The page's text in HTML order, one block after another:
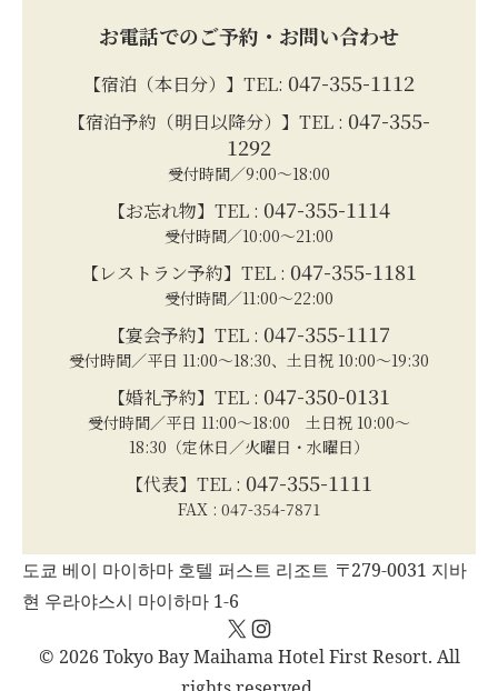
お電話でのご予約・お問い合わせ
【宿泊（本日分）】TEL: 047-355-1112
【宿泊予約（明日以降分）】TEL : 047-355-
1292
受付時間／9:00～18:00
【お忘れ物】TEL : 047-355-1114
受付時間／10:00～21:00
【レストラン予約】TEL : 047-355-1181
受付時間／11:00～22:00
【宴会予約】TEL : 047-355-1117
受付時間／平日 11:00～18:30、土日祝 10:00～19:30
【婚礼予約】TEL : 047-350-0131
受付時間／平日 11:00～18:00 土日祝 10:00～
18:30（定休日／火曜日・水曜日）
【代表】TEL : 047-355-1111
FAX : 047-354-7871
도쿄 베이 마이하마 호텔 퍼스트 리조트 〒279-0031 지바
현 우라야스시 마이하마 1-6
X Instagram
© 2026 Tokyo Bay Maihama Hotel First Resort. All